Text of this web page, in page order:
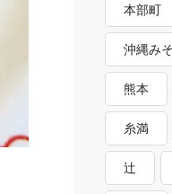
本部町
沖縄み
熊本
糸満
辻